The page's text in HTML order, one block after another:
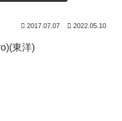
2017.07.07 2022.05.10
東洋)